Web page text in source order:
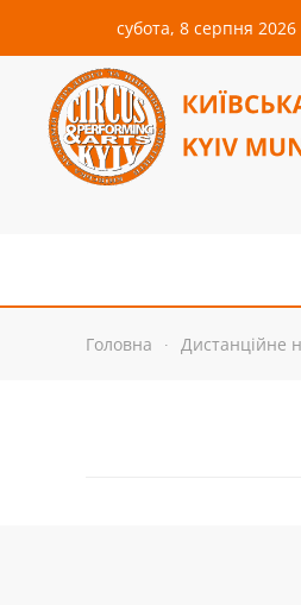
Перейти до основного
субота, 8 серпня 2026
Головна Дистанційне